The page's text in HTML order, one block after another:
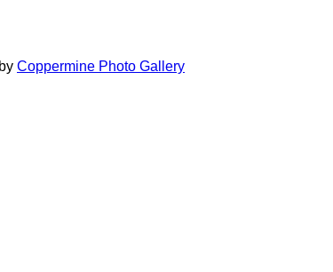
Coppermine Photo Gallery